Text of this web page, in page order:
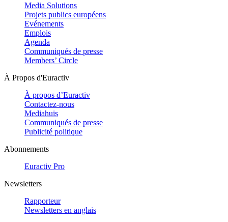
Media Solutions
Projets publics européens
Evénements
Emplois
Agenda
Communiqués de presse
Members’ Circle
À Propos d'Euractiv
À propos d’Euractiv
Contactez-nous
Mediahuis
Communiqués de presse
Publicité politique
Abonnements
Euractiv Pro
Newsletters
Rapporteur
Newsletters en anglais